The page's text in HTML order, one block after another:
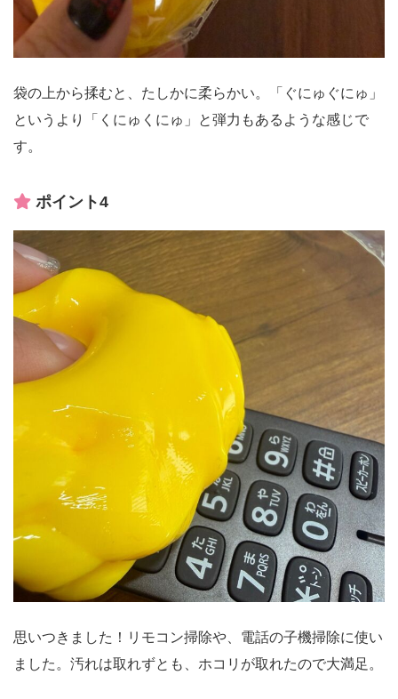
袋の上から揉むと、たしかに柔らかい。「ぐにゅぐにゅ」
というより「くにゅくにゅ」と弾力もあるような感じで
す。
ポイント4
思いつきました！リモコン掃除や、電話の子機掃除に使い
ました。汚れは取れずとも、ホコリが取れたので大満足。